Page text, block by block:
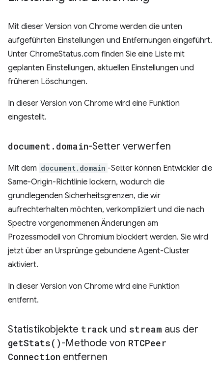
Mit dieser Version von Chrome werden die unten
aufgeführten Einstellungen und Entfernungen eingeführt.
Unter ChromeStatus.com finden Sie eine Liste mit
geplanten Einstellungen, aktuellen Einstellungen und
früheren Löschungen.
In dieser Version von Chrome wird eine Funktion
eingestellt.
document . domain-Setter verwerfen
Mit dem document.domain -Setter können Entwickler die
Same-Origin-Richtlinie lockern, wodurch die
grundlegenden Sicherheitsgrenzen, die wir
aufrechterhalten möchten, verkompliziert und die nach
Spectre vorgenommenen Änderungen am
Prozessmodell von Chromium blockiert werden. Sie wird
jetzt über an Ursprünge gebundene Agent-Cluster
aktiviert.
In dieser Version von Chrome wird eine Funktion
entfernt.
Statistikobjekte track und stream aus der
getStats( )-Methode von RTCPeer
Connection entfernen